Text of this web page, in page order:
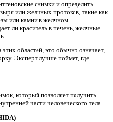
снимки и определить
или желчных протоков, такие как
или камни в желчном
ли краситель в печень, желчные
областей, это обычно означает,
Эксперт лучше поймет, где
который позволяет получить
части человеческого тела.